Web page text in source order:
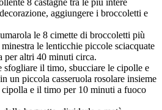
aggiungere i broccoletti e
le 8 cimette di broccoletti più
le lenticchie piccole sciacquate
per altri 40 minuti circa.
sfogliare il timo, sbucciare le cipolle e
un piccola casseruola rosolare insieme
e il timo per 10 minuti a fuoco